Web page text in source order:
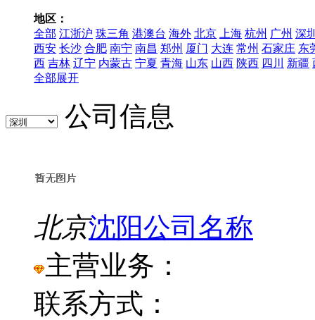
地区：
全部 江浙沪 珠三角 港澳台 海外 北京 上海 杭州 广州 深
西安 长沙 合肥 南宁 南昌 郑州 厦门 大连 常州 石家庄 东
西 吉林 辽宁 内蒙古 宁夏 青海 山东 山西 陕西 四川 新疆
全部展开
公司信息
北京沈阳公司名称
主营业务：
联系方式：